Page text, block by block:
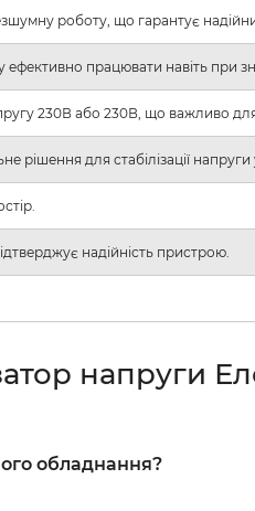
роботу, що гарантує
ефективно працювати навіть при
230В або 230В, що важливо
для стабілізації
надійність пристрою.
напруги
обладнання?